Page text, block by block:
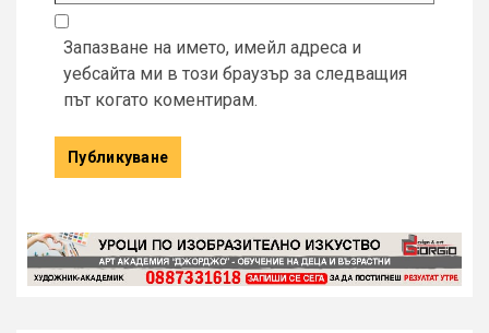
Запазване на името, имейл адреса и
уебсайта ми в този браузър за следващия
път когато коментирам.